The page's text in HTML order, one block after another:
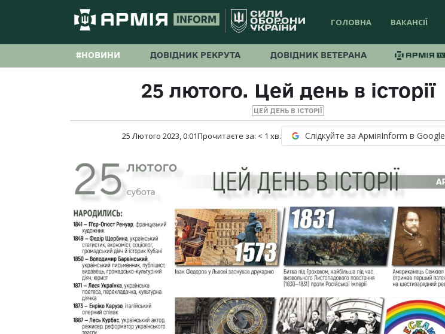
ГОЛОВНА ВАКАНСІЇ
#НОВИНИ ДОВІДНИК РЕКРУТА ДОВІДНИК ВЕТЕРАНА
25 лютого. Цей день в історії
ЦЕЙ ДЕНЬ В ІСТОРІЇ
25 Лютого 2023, 0:01Прочитаєте за: < 1 хв. Слідкуйте за АрміяInform в Google